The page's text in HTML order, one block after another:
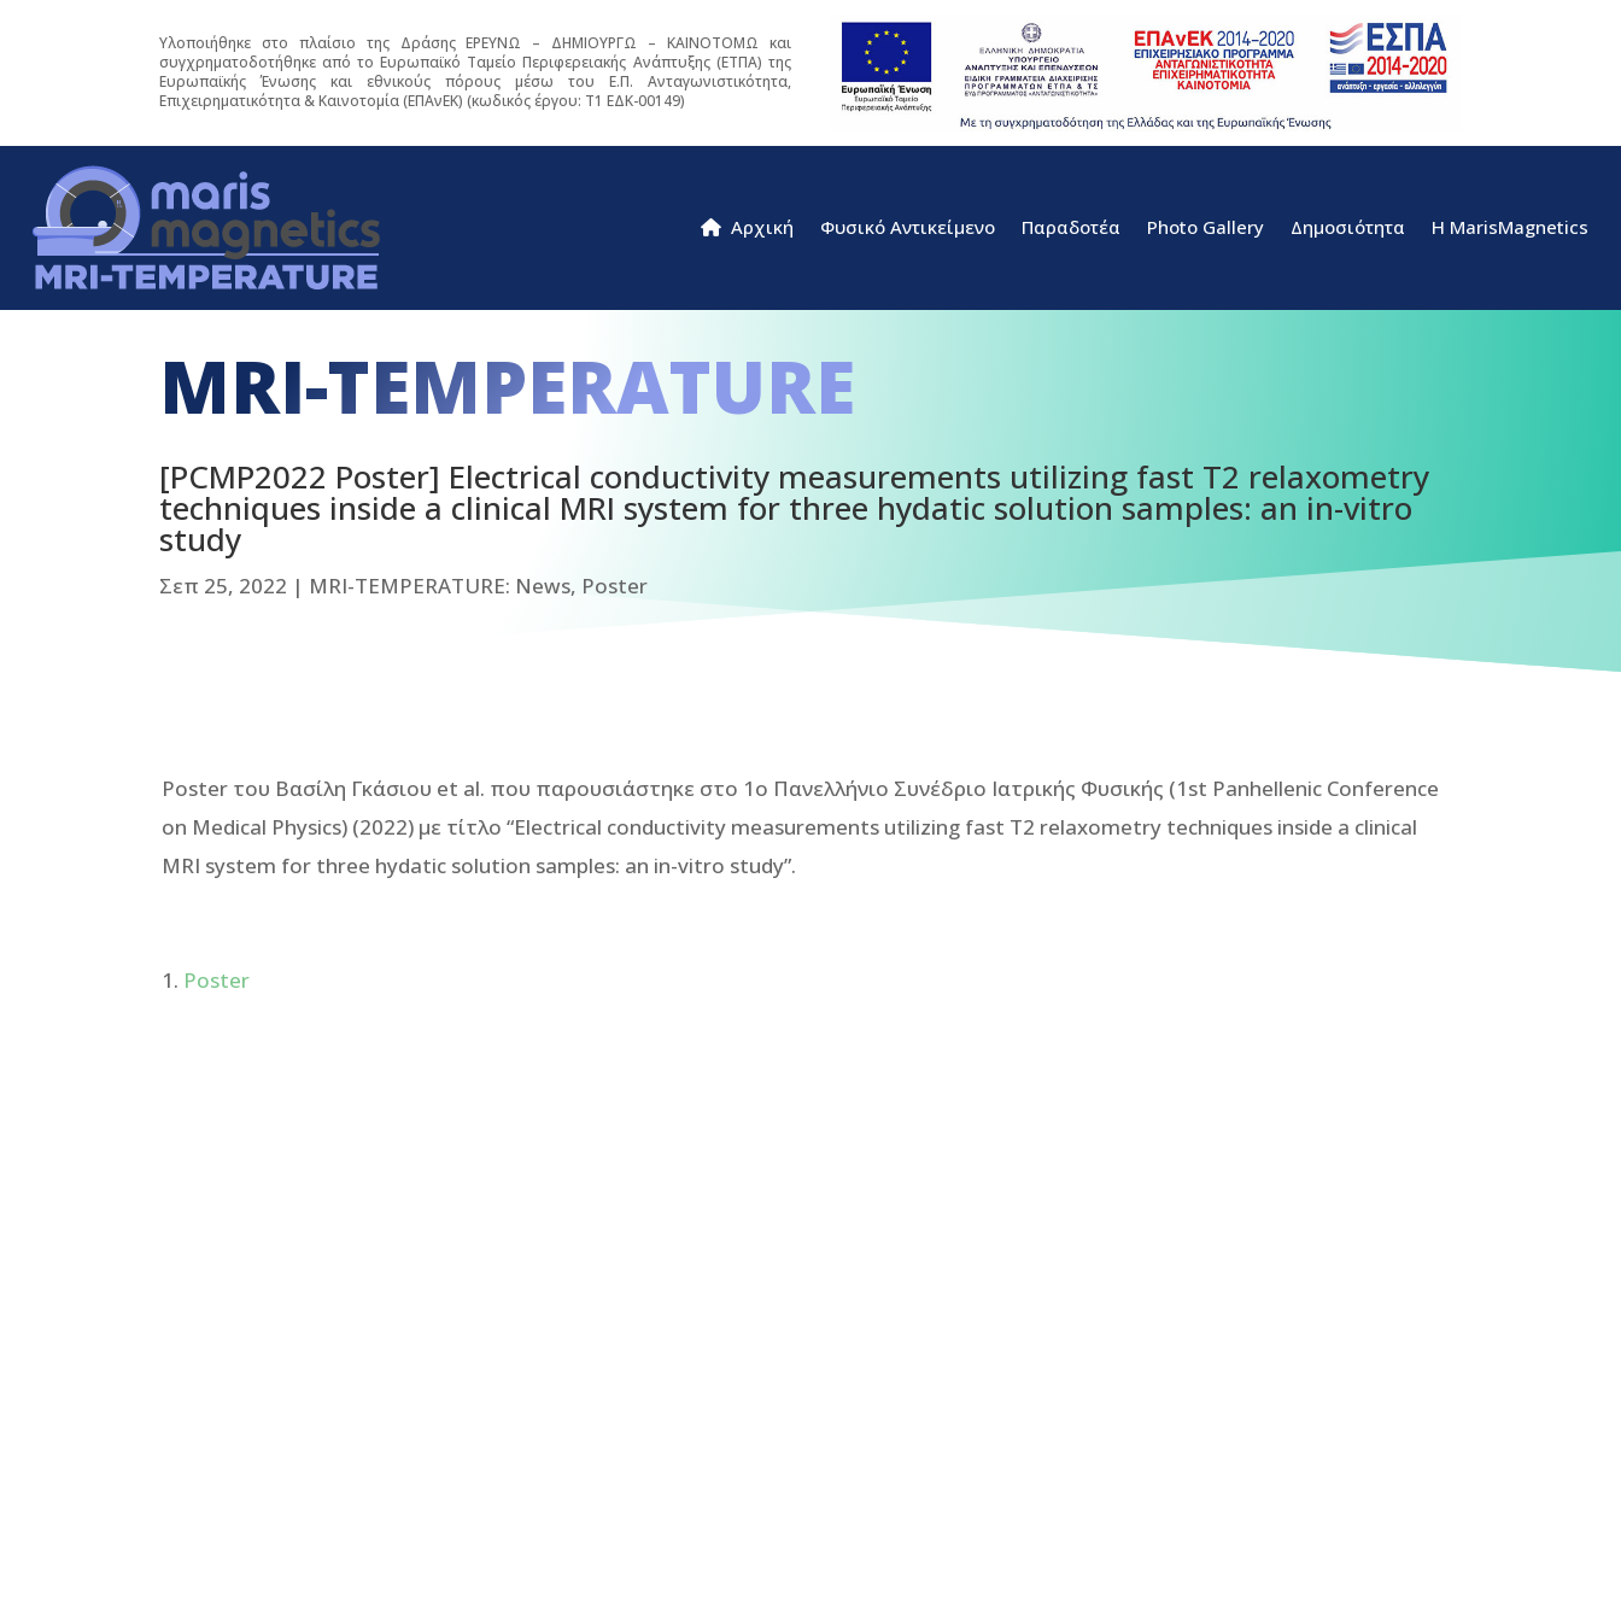
Υλοποιήθηκε στο πλαίσιο της Δράσης ΕΡΕΥΝΩ – ΔΗΜΙΟΥΡΓΩ – ΚΑΙΝΟΤΟΜΩ και
συγχρηματοδοτήθηκε από το Ευρωπαϊκό Ταμείο Περιφερειακής Ανάπτυξης (ΕΤΠΑ) της
Ευρωπαϊκής Ένωσης και εθνικούς πόρους μέσω του Ε.Π. Ανταγωνιστικότητα,
Επιχειρηματικότητα & Καινοτομία (ΕΠΑνΕΚ) (κωδικός έργου: T1 ΕΔΚ-00149)
Αρχική Φυσικό Αντικείμενο Παραδοτέα Photo Gallery Δημοσιότητα H MarisMagnetics
MRI-TEMPERATURE
[PCMP2022 Poster] Electrical conductivity measurements utilizing fast T2 relaxometry
techniques inside a clinical MRI system for three hydatic solution samples: an in-vitro
study
Σεπ 25, 2022 | MRI-TEMPERATURE: News, Poster
Poster του Βασίλη Γκάσιου et al. που παρουσιάστηκε στο 1o Πανελλήνιο Συνέδριο Ιατρικής Φυσικής (1st Panhellenic Conference
on Medical Physics) (2022) με τίτλο “Electrical conductivity measurements utilizing fast T2 relaxometry techniques inside a clinical
MRI system for three hydatic solution samples: an in-vitro study”.
Poster